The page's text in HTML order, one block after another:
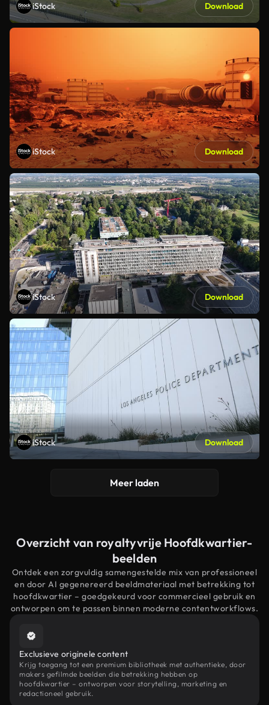
iStock Download
iStock Download
iStock Download
iStock Download
Meer laden
Overzicht van royaltyvrije Hoofdkwartier-
beelden
Ontdek een zorgvuldig samengestelde mix van professioneel
en door AI gegenereerd beeldmateriaal met betrekking tot
hoofdkwartier – goedgekeurd voor commercieel gebruik en
ontworpen om te passen binnen moderne contentworkflows.
Exclusieve originele content
Krijg toegang tot een premium bibliotheek met authentieke, door
makers gefilmde beelden die betrekking hebben op
hoofdkwartier – ontworpen voor storytelling, marketing en
redactioneel gebruik.